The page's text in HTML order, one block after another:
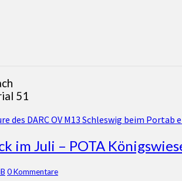
51
im Juli – POTA
Kommentare
0 Kommentare